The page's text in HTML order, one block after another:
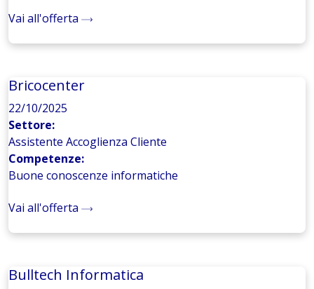
Vai all'offerta
Bricocenter
22/10/2025
Settore:
Assistente Accoglienza Cliente
Competenze:
Buone conoscenze informatiche
Vai all'offerta
Bulltech Informatica